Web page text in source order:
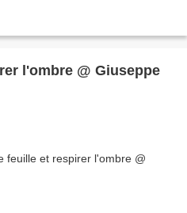
l'ombre @ Giuseppe